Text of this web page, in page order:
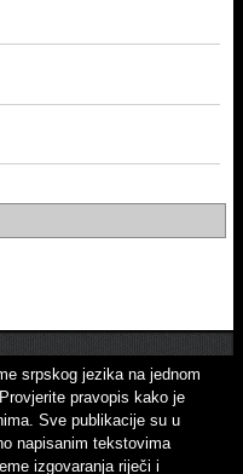
srpskog jezika na jednom
pravopis kako je
Sve publikacije su u
napisanim tekstovima
izgovaranja riječi i